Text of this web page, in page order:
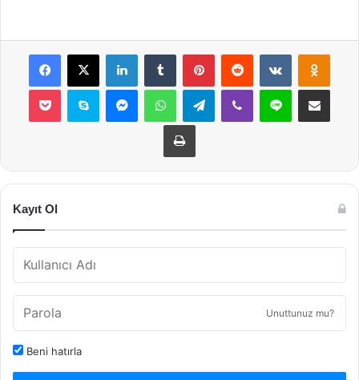
Facebook
X LinkedInTumblr PinterestReddit VKontakte
Pocket Skype MessengerWhatsAppTelegramViber Line E-Posta ile
Yazdır
Kayıt Ol
Unuttunuz mu?
Beni hatırla